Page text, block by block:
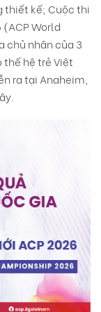
thiết kế; Cuộc thi
World
chủ nhân của 3
thế hệ trẻ Việt
ra tại Anaheim,